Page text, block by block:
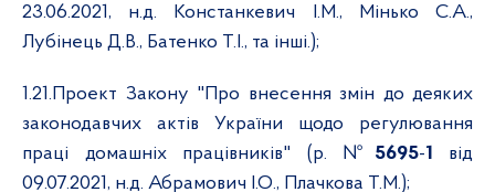
23.06.2021, н.д. Констанкевич І.М., Мінько С.А.,
Лубінець Д.В., Батенко Т.І., та інші.);
1.21. Проект Закону "Про внесення змін до деяких
законодавчих актів України щодо регулювання
праці домашніх працівників" (р. № 5695-1
від
09.07.2021, н.д. Абрамович І.О., Плачкова Т.М.);